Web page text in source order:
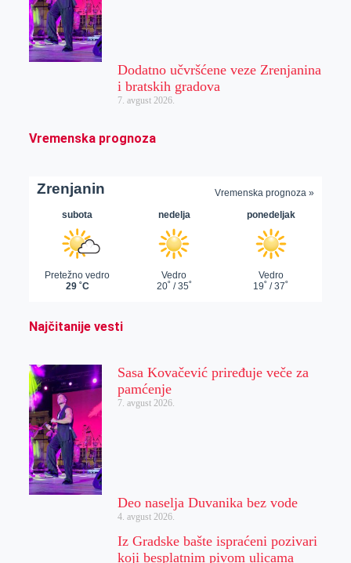
Dodatno učvršćene veze Zrenjanina
i bratskih gradova
7. avgust 2026.
Vremenska prognoza
Najčitanije vesti
Sasa Kovačević priređuje veče za
pamćenje
7. avgust 2026.
Deo naselja Duvanika bez vode
4. avgust 2026.
Iz Gradske bašte ispraćeni pozivari
koji besplatnim pivom ulicama